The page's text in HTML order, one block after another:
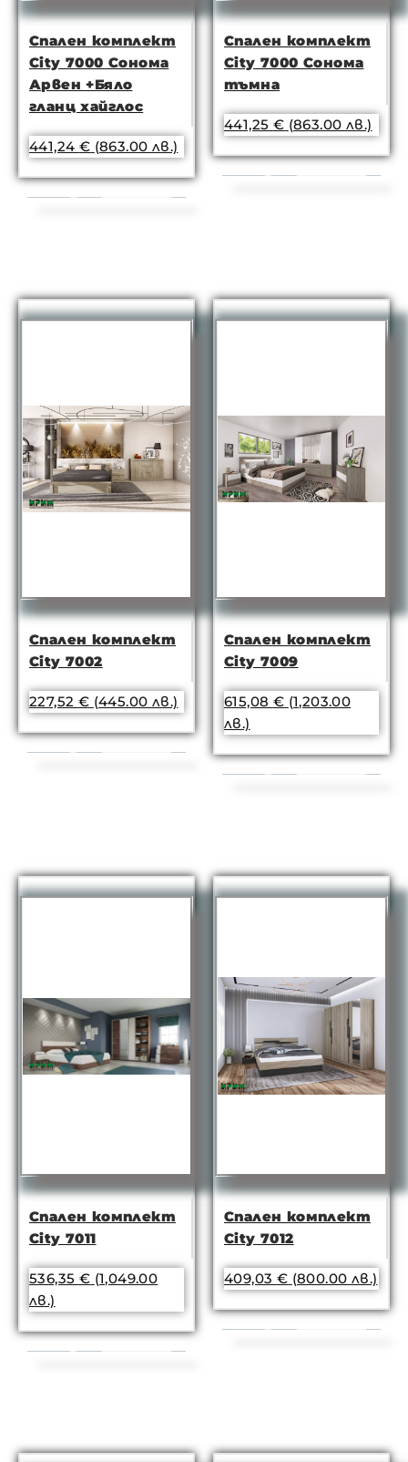
Спален комплект
City 7000 Сонома
Арвен +Бяло
гланц хайглос
441,24 € (863.00 лв.)
Спален комплект
City 7000 Сонома
тъмна
441,25 € (863.00 лв.)
Спален комплект
City 7002
227,52 € (445.00 лв.)
Спален комплект
City 7009
615,08 € (1,203.00
лв.)
Спален комплект
City 7011
536,35 € (1,049.00
лв.)
Спален комплект
City 7012
409,03 € (800.00 лв.)